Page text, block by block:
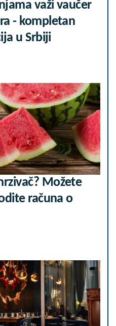
važi vaučer
- kompletan
u Srbiji
Možete
računa o